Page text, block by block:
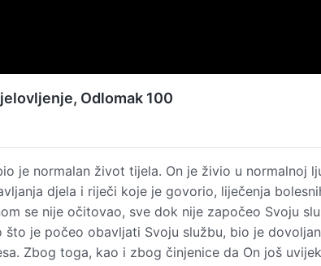
Odlomak 100
je normalan život tijela. On je živio u normalnoj
djela i riječi koje je govorio, liječenja
se nije očitovao, sve dok nije započeo Svoju
je počeo obavljati Svoju službu, bio je
Zbog toga, kao i zbog činjenice da On još